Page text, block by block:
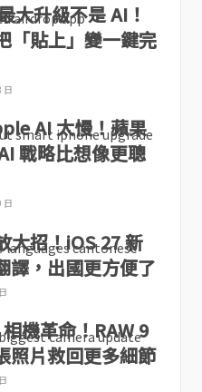
大升級不是 AI！
「貼上」變一鍵完
日
AI 太慢！蘋果
戰略比想像更聰
日
大招！iOS 27 新
譯，出國更方便了
機革命！RAW 9
照片救回更多細節